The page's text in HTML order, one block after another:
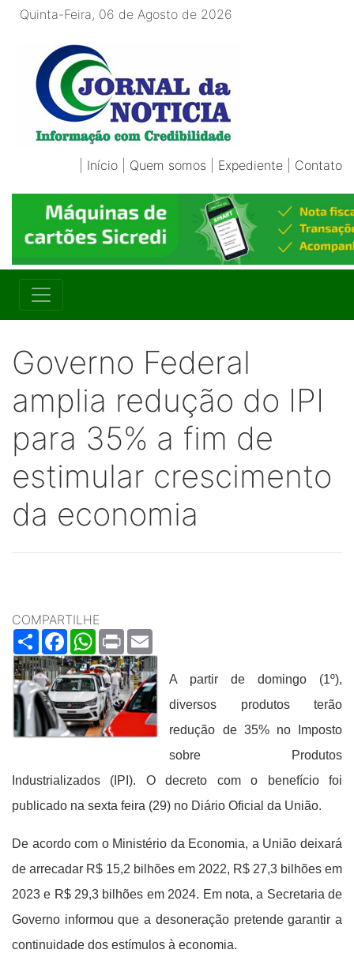
Quinta-Feira, 06 de Agosto de 2026
Início Quem somos Expediente Contato
Governo Federal
amplia redução do IPI
para 35% a fim de
estimular crescimento
da economia
COMPARTILHE
ShareFacebookWhatsApp
Print
A partir de domingo (1º),
diversos produtos terão
redução de 35% no Imposto
sobre Produtos
Industrializados (IPI). O decreto com o benefício foi
publicado na sexta feira (29) no Diário Oficial da União.
De acordo com o Ministério da Economia, a União deixará
de arrecadar R$ 15,2 bilhões em 2022, R$ 27,3 bilhões em
2023 e R$ 29,3 bilhões em 2024. Em nota, a Secretaria de
Governo informou que a desoneração pretende garantir a
continuidade dos estímulos à economia.